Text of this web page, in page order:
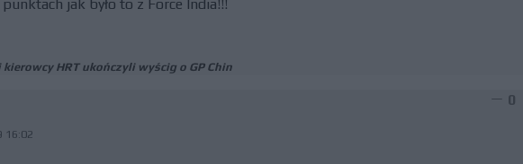
jak było to z Force India!!!
kierowcy HRT ukończyli wyścig o GP Chin
16:02
0